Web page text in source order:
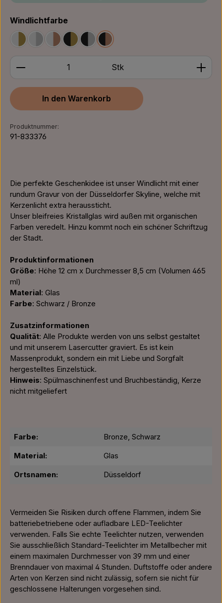
Windlichtfarbeauswählen
Weiß/GoldWeiß/Silber
Weiß/Bronze
Schwarz/Gold
Schwarz/Silber
Schwarz/Bronze
Produkt Anzahl: Gib den gewünschten Wert ein
Stk
In den Warenkorb
Produktnummer:
91-833376
Die perfekte Geschenkidee ist unser Windlicht mit einer
rundum Gravur von der Düsseldorfer Skyline, welche mit
Kerzenlicht extra heraussticht.
Unser bleifreies Kristallglas wird außen mit organischen
Farben veredelt. Hinzu kommt noch ein schöner Schriftzug
der Stadt.
Produktinformationen
Größe: Höhe 12 cm x Durchmesser 8,5 cm (Volumen 465
ml)
Material: Glas
Farbe: Schwarz / Bronze
Zusatzinformationen
Qualität: Alle Produkte werden von uns selbst gestaltet
und mit unserem Lasercutter graviert. Es ist kein
Massenprodukt, sondern ein mit Liebe und Sorgfalt
hergestelltes Einzelstück.
Hinweis: Spülmaschinenfest und Bruchbeständig, Kerze
nicht mitgeliefert
Farbe: Bronze, Schwarz
Material: Glas
Ortsnamen: Düsseldorf
Vermeiden Sie Risiken durch offene Flammen, indem Sie
batteriebetriebene oder aufladbare LED-Teelichter
verwenden. Falls Sie echte Teelichter nutzen, verwenden
Sie ausschließlich Standard-Teelichter im Metallbecher mit
einem maximalen Durchmesser von 39 mm und einer
Brenndauer von maximal 4 Stunden. Duftstoffe oder andere
Arten von Kerzen sind nicht zulässig, sofern sie nicht für
geschlossene Halterungen vorgesehen sind.